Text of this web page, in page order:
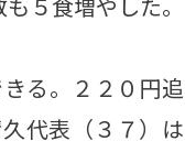
る。２２０円追
代表（３７）は